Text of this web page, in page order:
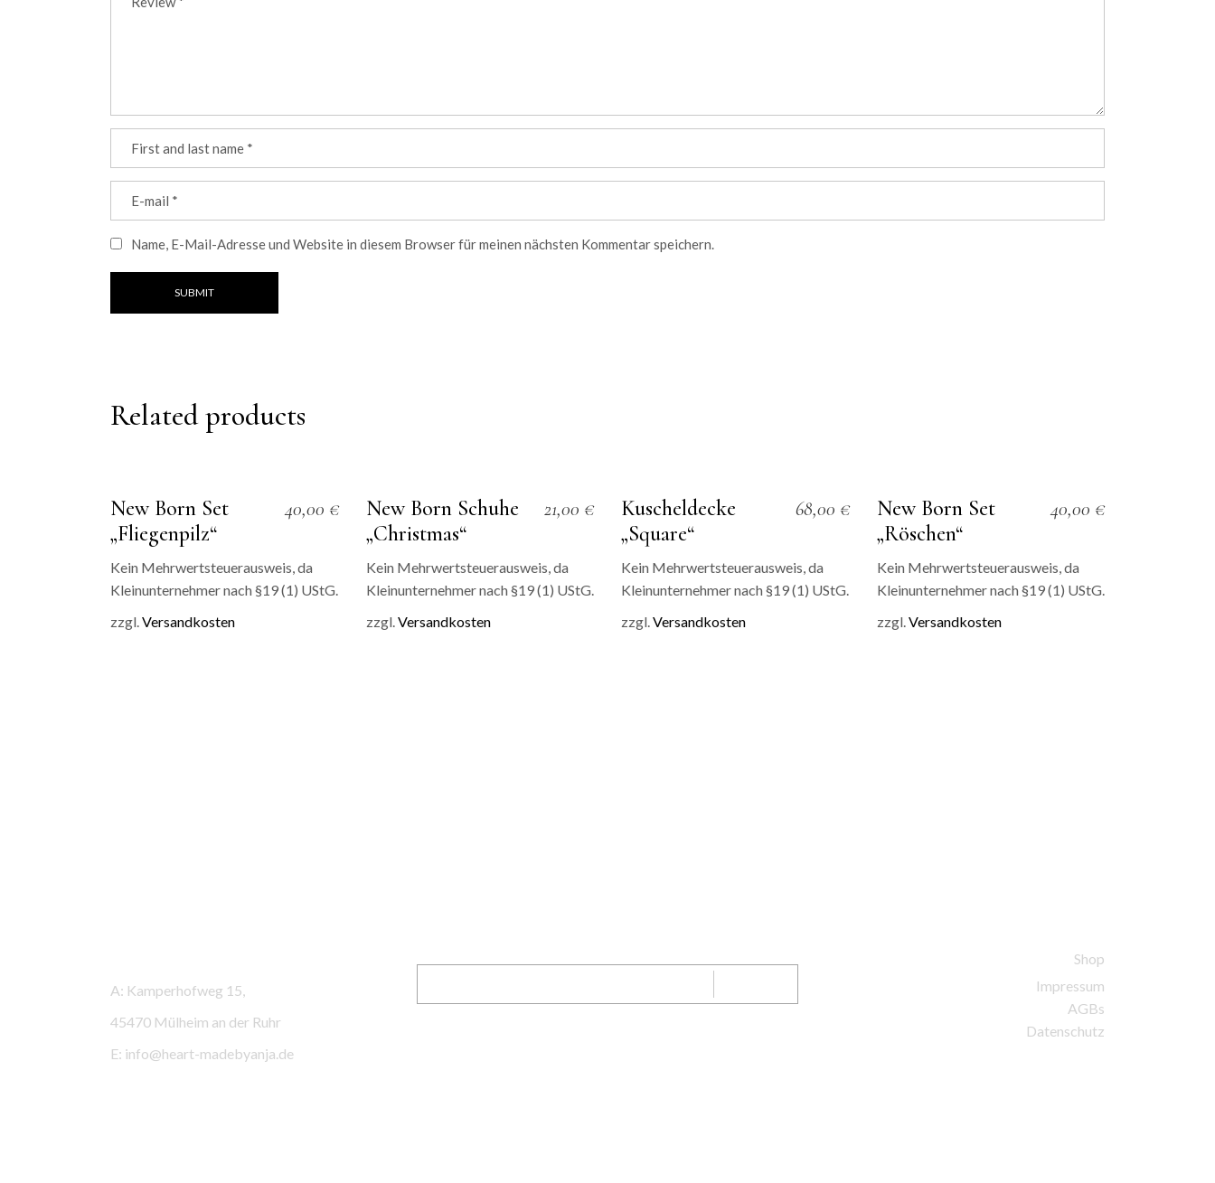
Name, E-Mail-Adresse und Website in diesem Browser für meinen nächsten Kommentar speichern.
SUBMIT
Related products
New Born Set
„Fliegenpilz“
40,00 €
Kein Mehrwertsteuerausweis, da
Kleinunternehmer nach §19 (1) UStG.
zzgl.Versandkosten
New Born Schuhe
„Christmas“
21,00 €
Kein Mehrwertsteuerausweis, da
Kleinunternehmer nach §19 (1) UStG.
zzgl.Versandkosten
Kuscheldecke
„Square“
68,00 €
Kein Mehrwertsteuerausweis, da
Kleinunternehmer nach §19 (1) UStG.
zzgl.Versandkosten
New Born Set
„Röschen“
40,00 €
Kein Mehrwertsteuerausweis, da
Kleinunternehmer nach §19 (1) UStG.
zzgl.Versandkosten
A: Kamperhofweg 15,
45470 Mülheim an der Ruhr
E: info@heart-madebyanja.de
Shop
Impressum
AGBs
Datenschutz